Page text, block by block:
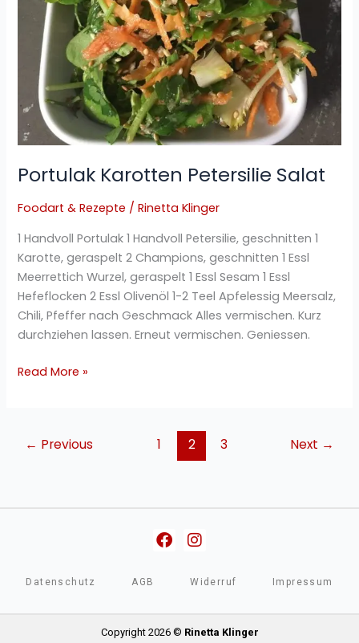
Portulak Karotten Petersilie Salat
Foodart & Rezepte /Rinetta Klinger
1 Handvoll Portulak 1 Handvoll Petersilie, geschnitten 1
Karotte, geraspelt 2 Champions, geschnitten 1 Essl
Meerrettich Wurzel, geraspelt 1 Essl Sesam 1 Essl
Hefeflocken 2 Essl Olivenöl 1-2 Teel Apfelessig Meersalz,
Chili, Pfeffer nach Geschmack Alles vermischen. Kurz
durchziehen lassen. Erneut vermischen. Geniessen.
Read More »
← Previous 1 2 3 Next →
Facebook
Instagram
Datenschutz AGB Widerruf Impressum
Copyright 2026 © Rinetta Klinger